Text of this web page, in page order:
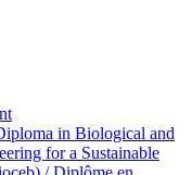
in Biological and
for a Sustainable